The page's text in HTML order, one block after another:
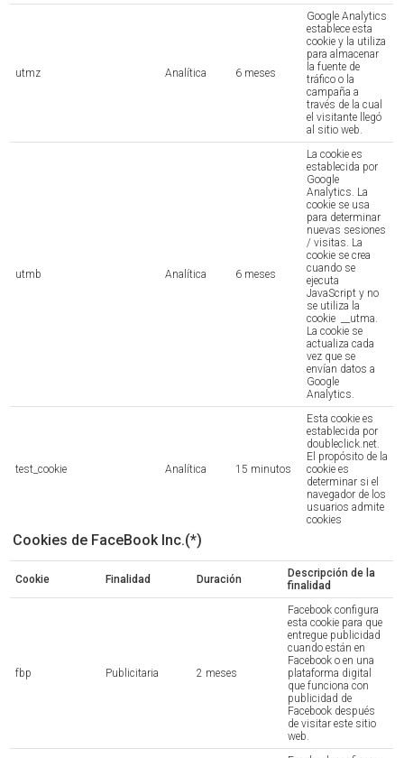
utmz Analítica 6 meses
Google Analytics
establece esta
cookie y la utiliza
para almacenar
la fuente de
tráfico o la
campaña a
través de la cual
el visitante llegó
al sitio web.
utmb Analítica 6 meses
La cookie es
establecida por
Google
Analytics. La
cookie se usa
para determinar
nuevas sesiones
/ visitas. La
cookie se crea
cuando se
ejecuta
JavaScript y no
se utiliza la
cookie __utma.
La cookie se
actualiza cada
vez que se
envían datos a
Google
Analytics.
test_cookie Analítica 15 minutos
Esta cookie es
establecida por
doubleclick.net.
El propósito de la
cookie es
determinar si el
navegador de los
usuarios admite
cookies
Cookies de FaceBook Inc.(*)
Cookie Finalidad Duración
Descripción de la
finalidad
fbp Publicitaria 2 meses
Facebook configura
esta cookie para que
entregue publicidad
cuando están en
Facebook o en una
plataforma digital
que funciona con
publicidad de
Facebook después
de visitar este sitio
web.